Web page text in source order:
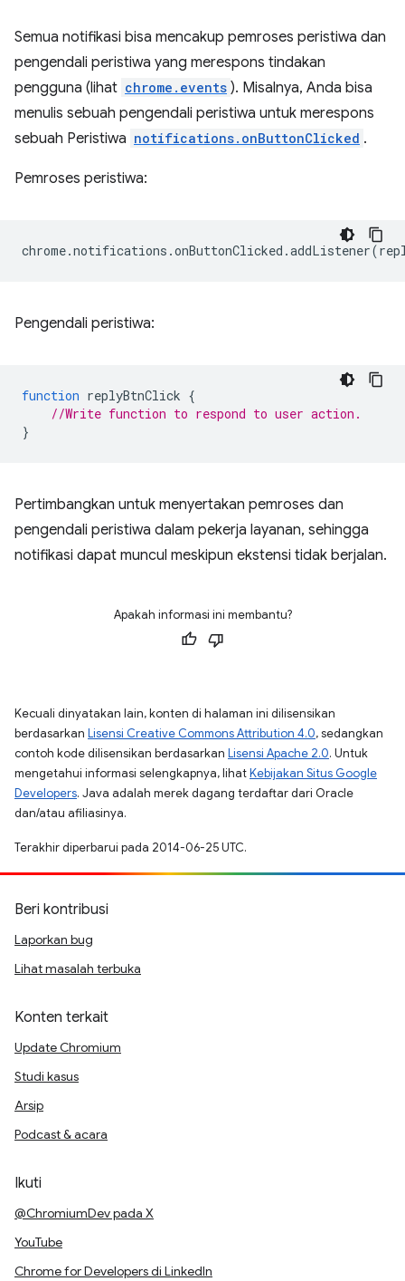
Semua notifikasi bisa mencakup pemroses peristiwa dan
pengendali peristiwa yang merespons tindakan
pengguna (lihat chrome.events ). Misalnya, Anda bisa
menulis sebuah pengendali peristiwa untuk merespons
sebuah Peristiwa notifications.onButtonClicked .
Pemroses peristiwa:
chrome.notifications .onButtonClicked .addListener(
Pengendali peristiwa:
function replyBtnClick {
//Write function to respond to user action.
}
Pertimbangkan untuk menyertakan pemroses dan
pengendali peristiwa dalam pekerja layanan, sehingga
notifikasi dapat muncul meskipun ekstensi tidak berjalan.
Apakah informasi ini membantu?
Kecuali dinyatakan lain, konten di halaman ini dilisensikan
berdasarkan Lisensi Creative Commons Attribution 4.0, sedangkan
contoh kode dilisensikan berdasarkan Lisensi Apache 2.0. Untuk
mengetahui informasi selengkapnya, lihatKebijakan Situs Google
Developers. Java adalah merek dagang terdaftar dari Oracle
dan/atau afiliasinya.
Terakhir diperbarui pada 2014-06-25 UTC.
Beri kontribusi
Laporkan bug
Lihat masalah terbuka
Konten terkait
Update Chromium
Studi kasus
Arsip
Podcast & acara
Ikuti
@ChromiumDev pada X
YouTube
Chrome for Developers di LinkedIn